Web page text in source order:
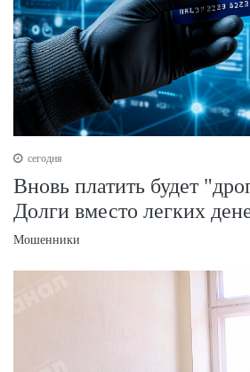
сегодня
Вновь платить будет
Долги вместо легких
Мошенники